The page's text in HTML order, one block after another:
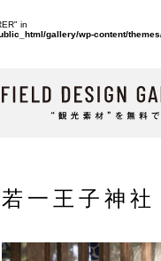
in
gallery/wp-content/
若一王子神